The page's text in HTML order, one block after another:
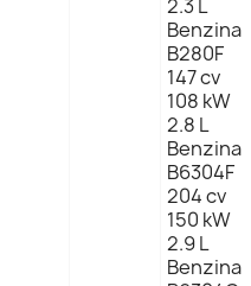
2.3 L
Benzina
B280F
147 cv
108 kW
2.8 L
Benzina
B6304F
204 cv
150 kW
2.9 L
Benzina